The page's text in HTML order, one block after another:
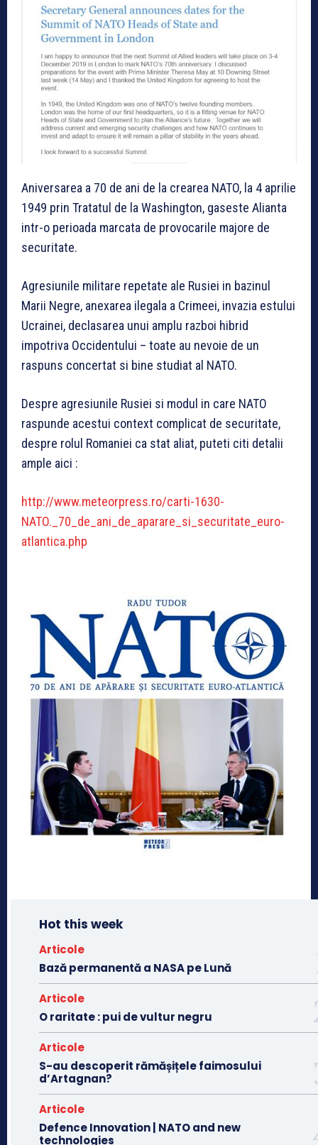
Aniversarea a 70 de ani de la crearea NATO, la 4 aprilie
1949 prin Tratatul de la Washington, gaseste Alianta
intr-o perioada marcata de provocarile majore de
securitate.
Agresiunile militare repetate ale Rusiei in bazinul
Marii Negre, anexarea ilegala a Crimeei, invazia estului
Ucrainei, declasarea unui amplu razboi hibrid
impotriva Occidentului – toate au nevoie de un
raspuns concertat si bine studiat al NATO.
Despre agresiunile Rusiei si modul in care NATO
raspunde acestui context complicat de securitate,
despre rolul Romaniei ca stat aliat, puteti citi detalii
ample aici :
http://www.meteorpress.ro/carti-1630-
NATO._70_de_ani_de_aparare_si_securitate_euro-
atlantica.php
Hot this week
Articole
Bază permanentă a NASA pe Lună
Articole
O raritate : pui de vultur negru
Articole
S-au descoperit rămășițele faimosului
d’Artagnan?
Articole
Defence Innovation | NATO and new
technologies